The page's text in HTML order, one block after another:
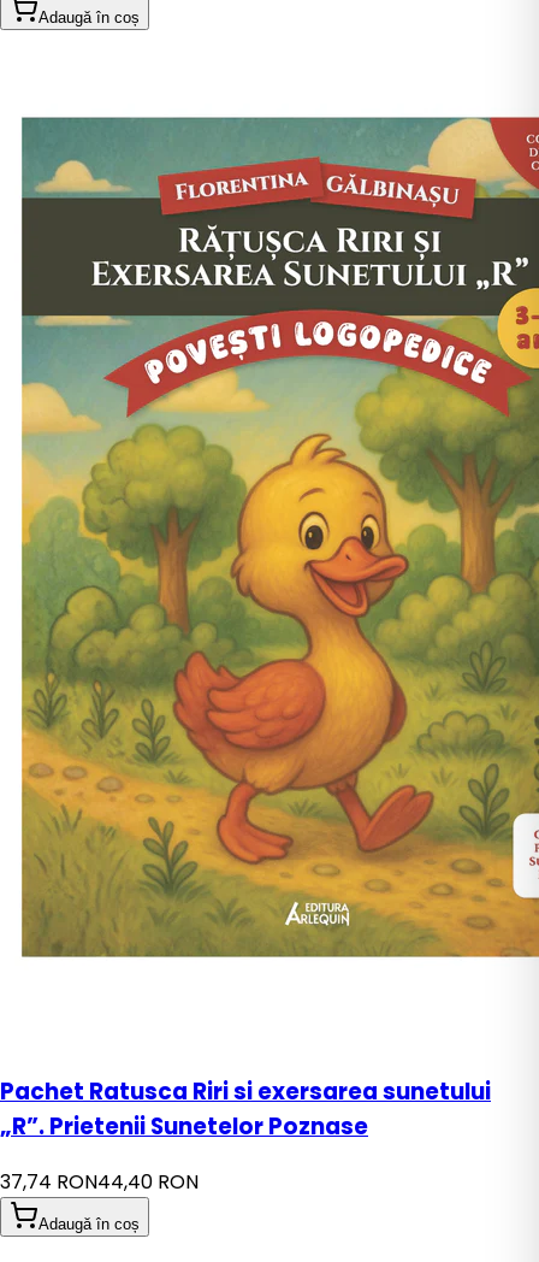
Adaugă în coș
Pachet Ratusca Riri si exersarea sunetului
„R”. Prietenii Sunetelor Poznase
37,74 RON44,40 RON
Adaugă în coș